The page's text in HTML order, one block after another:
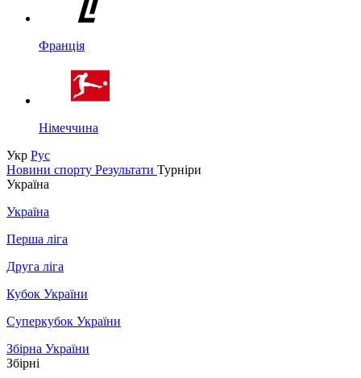
Франція
Німеччина
Укр Рус
Новини спорту Результати Турніри
Україна
Україна
Перша ліга
Друга ліга
Кубок України
Суперкубок України
Збірна України
Збірні